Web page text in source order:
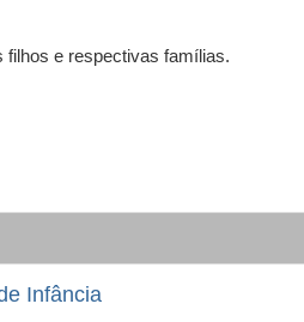
e respectivas famílias.
Infância